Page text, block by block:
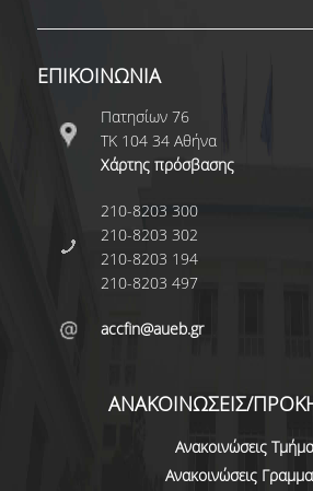
ΠΡΟΠΤΥΧΙΑΚΕΣ
ΜΑΘΗΜΑΤΑ
ΑΚΑΔΗΜΑΪΚΟ
ΚΑΝΟΝΙΣΜΟΣ
ΠΡΑΚΤΙΚΗ ΑΣΚΗΣΗ
ΕΠΙΚΟΙΝΩΝΙΑ
Πατησίων 76
ΤΚ 104 34 Αθήνα
Χάρτης πρόσβασης
210-8203 300
210-8203 302
210-8203 194
210-8203 497
accfin@aueb.gr
ΑΝΑΚΟΙΝΩΣΕΙΣ/
Ανακοινώσεις
Ανακοινώσεις